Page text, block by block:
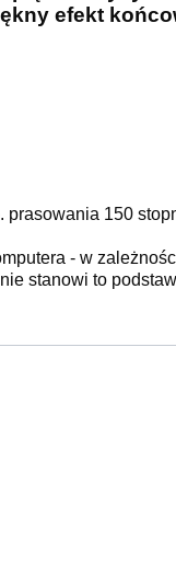
efekt
prasowania 150
- w
stanowi to